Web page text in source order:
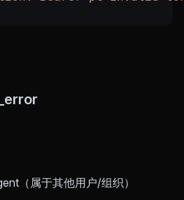
（属于其他用户/组织）